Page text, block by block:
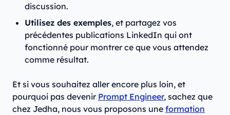
discussion.
Utilisez des exemples, et partagez vos
précédentes publications LinkedIn qui ont
fonctionné pour montrer ce que vous attendez
comme résultat.
Et si vous souhaitez aller encore plus loin, et
pourquoi pas devenir Prompt Engineer, sachez que
chez Jedha, nous vous proposons une formation